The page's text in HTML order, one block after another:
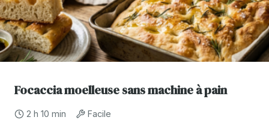
Focaccia moelleuse sans machine à pain
2 h 10 min Facile